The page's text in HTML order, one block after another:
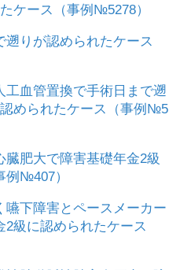
ケース（事例№5278）
りが認められたケース
工血管置換で手術日まで遡
められたケース（事例№5
臓肥大で障害基礎年金2級
例№407）
嚥下障害とペースメーカー
級に認められたケース